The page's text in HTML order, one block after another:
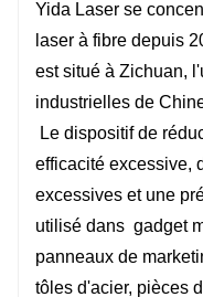
Yida Laser se
laser à fibre depuis
est situé à Zichuan,
industrielles de
Le dispositif de
efficacité excessive,
excessives et une
utilisé dans gadget
panneaux de
tôles d'acier, pièces